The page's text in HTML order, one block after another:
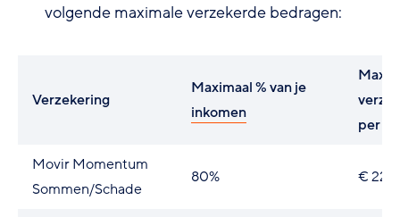
volgende maximale verzekerde bedragen:
Verzekering
Maximaal % van je
inkomen
per
Movir Momentum
Sommen/Schade
80% €